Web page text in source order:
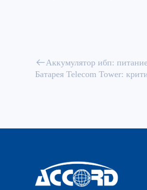
Аккумулятор ибп:
Батарея Telecom Tower: